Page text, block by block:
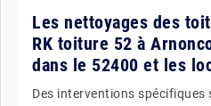
Les nettoyages des
RK toiture 52 à
dans le 52400 et les
Des interventions